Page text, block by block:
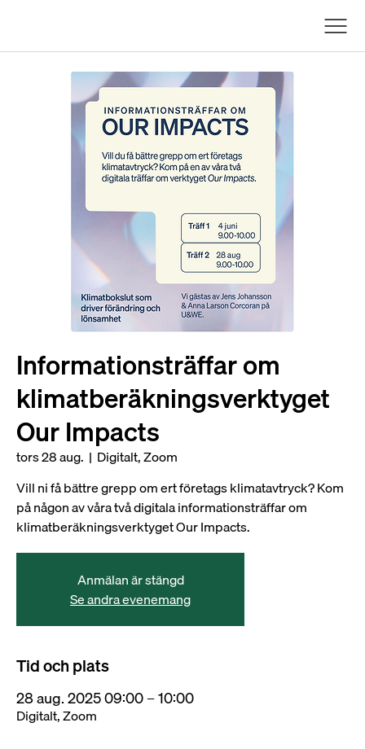
Informationsträffar om
klimatberäkningsverktyget
Our Impacts
tors 28 aug.
  |
Digitalt, Zoom
Vill ni få bättre grepp om ert företags klimatavtryck? Kom
på någon av våra två digitala informationsträffar om
klimatberäkningsverktyget Our Impacts.
Anmälan är stängd
Se andra evenemang
Tid och plats
28 aug. 2025 09:00 – 10:00
Digitalt, Zoom